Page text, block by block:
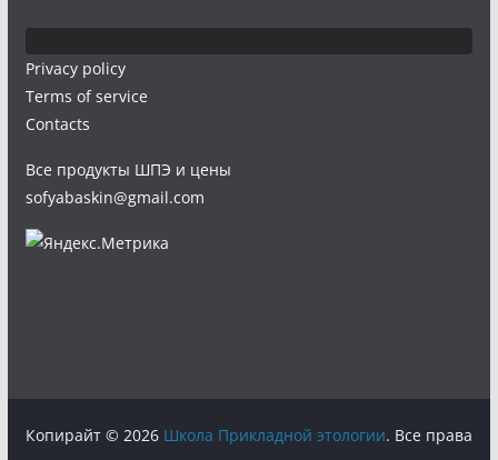
Privacy policy
Terms of service
Contacts
Все продукты ШПЭ и цены
sofyabaskin@gmail.com
Копирайт © 2026 Школа Прикладной этологии. Все права